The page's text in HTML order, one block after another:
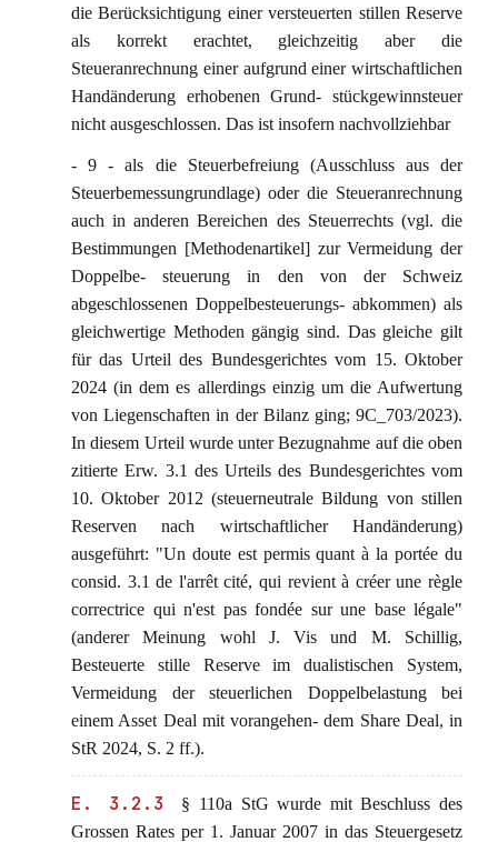
die Berücksichtigung einer versteuerten stillen Reserve
als korrekt erachtet, gleichzeitig aber die
Steueranrechnung einer aufgrund einer wirtschaftlichen
Handänderung erhobenen Grund- stückgewinnsteuer
nicht ausgeschlossen. Das ist insofern nachvollziehbar
- 9 - als die Steuerbefreiung (Ausschluss aus der
Steuerbemessungrundlage) oder die Steueranrechnung
auch in anderen Bereichen des Steuerrechts (vgl. die
Bestimmungen [Methodenartikel] zur Vermeidung der
Doppelbe- steuerung in den von der Schweiz
abgeschlossenen Doppelbesteuerungs- abkommen) als
gleichwertige Methoden gängig sind. Das gleiche gilt
für das Urteil des Bundesgerichtes vom 15. Oktober
2024 (in dem es allerdings einzig um die Aufwertung
von Liegenschaften in der Bilanz ging; 9C_703/2023).
In diesem Urteil wurde unter Bezugnahme auf die oben
zitierte Erw. 3.1 des Urteils des Bundesgerichtes vom
10. Oktober 2012 (steuerneutrale Bildung von stillen
Reserven nach wirtschaftlicher Handänderung)
ausgeführt: "Un doute est permis quant à la portée du
consid. 3.1 de l'arrêt cité, qui revient à créer une règle
correctrice qui n'est pas fondée sur une base légale"
(anderer Meinung wohl J. Vis und M. Schillig,
Besteuerte stille Reserve im dualistischen System,
Vermeidung der steuerlichen Doppelbelastung bei
einem Asset Deal mit vorangehen- dem Share Deal, in
StR 2024, S. 2 ff.).
E. 3.2.3
§ 110a StG wurde mit Beschluss des
Grossen Rates per 1. Januar 2007 in das Steuergesetz